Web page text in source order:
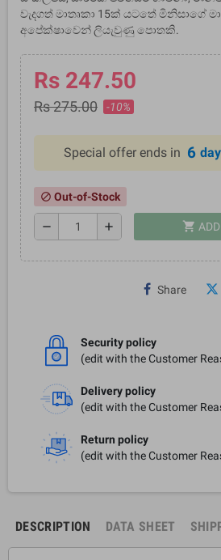
වැදගත් මාතෘකා 15ක් යටතේ මිනිසාගේ
අපේක්ෂාවෙන් ලියැවුණු පොතකි.
Rs 247.50
Rs 275.00 -10%
Special offer ends in 6
block Out-of-Stock
remove add shopping_cart
Share
Security policy
(edit with the Customer
Delivery policy
(edit with the Customer
Return policy
(edit with the Customer
DESCRIPTION DATA SHEET